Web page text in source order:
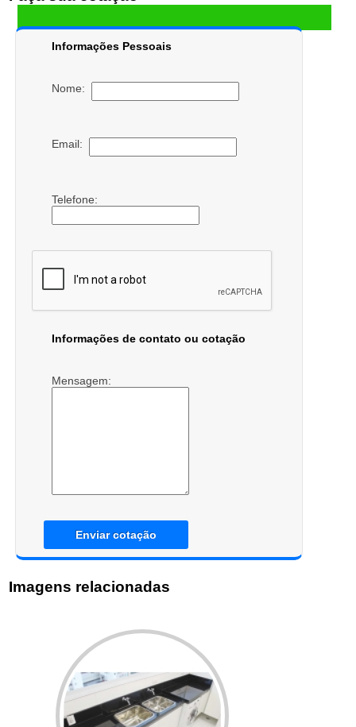
Informações Pessoais
Nome:
Email:
Telefone:
Informações de contato ou cotação
Mensagem:
Enviar cotação
Imagens relacionadas